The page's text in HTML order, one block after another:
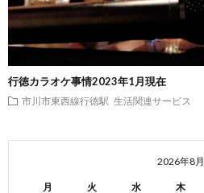
行徳カラオケ事情2023年1月現在
市川市東西線行徳駅 生活関連サービス
2026年8月
月 火 水 木